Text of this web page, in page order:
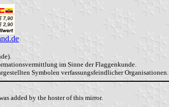
im Sinne der Flaggenkunde.
Symbolen verfassungsfeindlicher Organisationen.
added by the hoster of this mirror.